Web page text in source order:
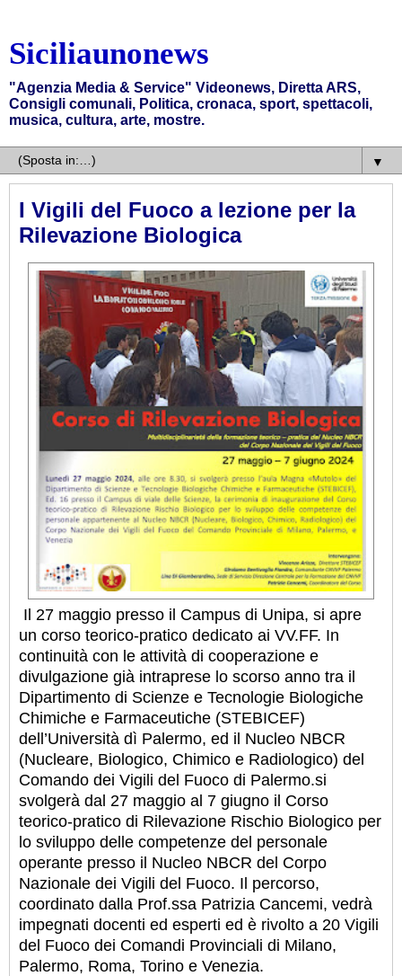
Siciliaunonews
"Agenzia Media & Service" Videonews, Diretta ARS,
Consigli comunali, Politica, cronaca, sport, spettacoli,
musica, cultura, arte, mostre.
▼
I Vigili del Fuoco a lezione per la
Rilevazione Biologica
Il 27 maggio presso il Campus di Unipa, si apre
un corso teorico-pratico dedicato ai VV.FF. In
continuità con le attività di cooperazione e
divulgazione già intraprese lo scorso anno tra il
Dipartimento di Scienze e Tecnologie Biologiche
Chimiche e Farmaceutiche (STEBICEF)
dell’Università dì Palermo, ed il Nucleo NBCR
(Nucleare, Biologico, Chimico e Radiologico) del
Comando dei Vigili del Fuoco di Palermo.si
svolgerà dal 27 maggio al 7 giugno il Corso
teorico-pratico di Rilevazione Rischio Biologico per
lo sviluppo delle competenze del personale
operante presso il Nucleo NBCR del Corpo
Nazionale dei Vigili del Fuoco. Il percorso,
coordinato dalla Prof.ssa Patrizia Cancemi, vedrà
impegnati docenti ed esperti ed è rivolto a 20 Vigili
del Fuoco dei Comandi Provinciali di Milano,
Palermo, Roma, Torino e Venezia.